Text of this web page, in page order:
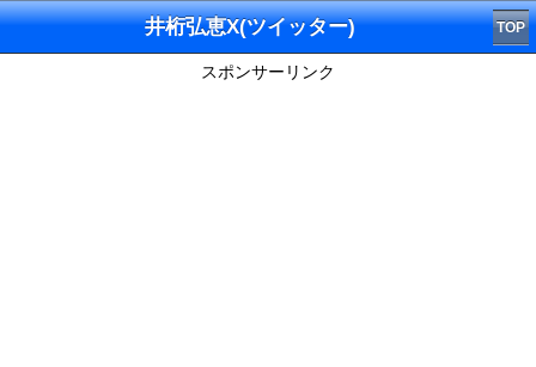
井桁弘恵X(ツイッター) TOP
スポンサーリンク